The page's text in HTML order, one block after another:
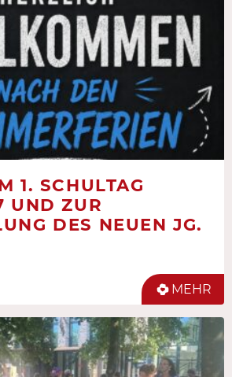
1. SCHULTAG
UND ZUR
DES NEUEN JG.
MEHR